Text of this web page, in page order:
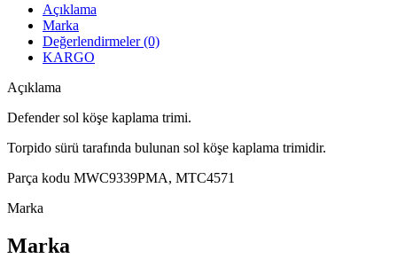
Açıklama
Marka
Değerlendirmeler (0)
KARGO
Açıklama
Defender sol köşe kaplama trimi.
Torpido sürü tarafında bulunan sol köşe kaplama trimidir.
Parça kodu MWC9339PMA, MTC4571
Marka
Marka